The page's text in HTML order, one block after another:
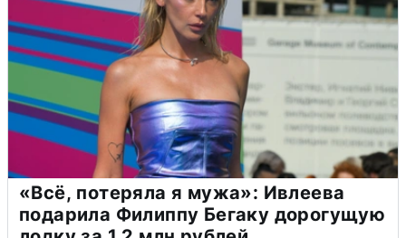
«Всё, потеряла я мужа»: Ивлеева
подарила Филиппу Бегаку дорогущую